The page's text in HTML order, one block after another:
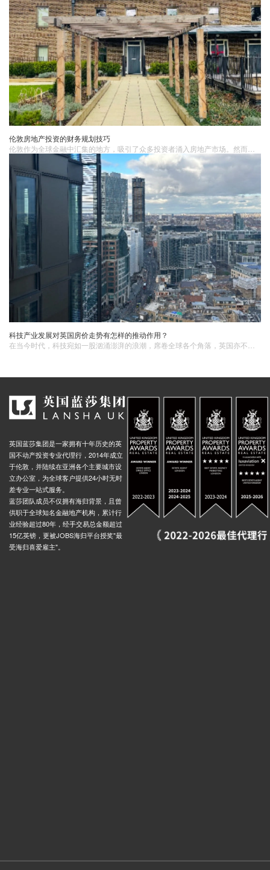
伦敦房地产投资的财务规划技巧
科技产业发展对英国房价走势有怎样的推动作用？
在当今时代，科技宛如一股汹涌澎湃的浪潮，席卷全球各个角落，英国亦不例外。科技产业的蓬勃兴起，正以前所未有的深度和广度重塑着这个老牌发达国家的经济版图，而房地产市场作为经济的关键晴雨表，深受其影响。科技产业的发展如同一只无形却有力的巨手，对英国房价走势起着至关重要的推动作用。
英国蓝莎集团是一家拥有十年历史的英
国不动产投资专业代理行，2014年成立
于伦敦，并陆续在亚洲各个主要城市设
立办公室，为全球客户提供24小时无时
差专业一站式服务。
蓝莎团队成员不仅拥有海归背景，且曾
供职于全球知名金融地产机构，累计行
业经验超过80年，经手交易总金额超过
15亿英镑，更被JOBS海归平台授奖"最
受海归喜爱雇主"。